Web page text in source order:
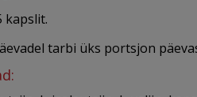
kapslit.
tarbi üks portsjon